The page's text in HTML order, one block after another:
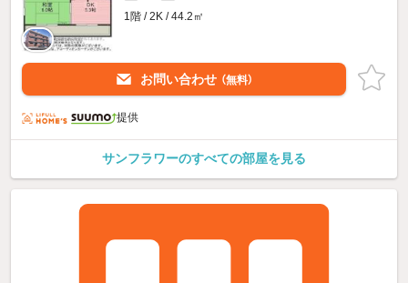
1階 / 2K / 44.2㎡
お問い合わせ （無料）
提供
サンフラワーのすべての部屋を見る